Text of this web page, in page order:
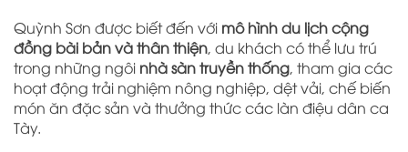
Quỳnh Sơn được biết đến với mô hình du lịch cộng
đồng bài bản và thân thiện, du khách có thể lưu trú
trong những ngôi nhà sàn truyền thống, tham gia các
hoạt động trải nghiệm nông nghiệp, dệt vải, chế biến
món ăn đặc sản và thưởng thức các làn điệu dân ca
Tày.